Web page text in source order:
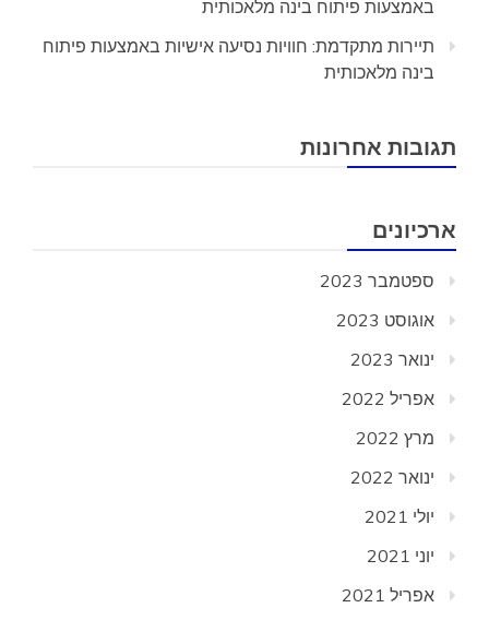
באמצעות פיתוח בינה מלאכותית
תיירות מתקדמת: חוויות נסיעה אישיות באמצעות פיתוח
בינה מלאכותית
תגובות אחרונות
ארכיונים
ספטמבר 2023
אוגוסט 2023
ינואר 2023
אפריל 2022
מרץ 2022
ינואר 2022
יולי 2021
יוני 2021
אפריל 2021